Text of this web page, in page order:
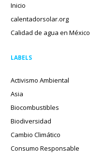
Inicio
calentadorsolar.org
Calidad de agua en México
LABELS
Activismo Ambiental
Asia
Biocombustibles
Biodiversidad
Cambio Climático
Consumo Responsable